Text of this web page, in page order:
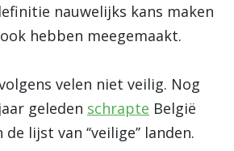
nauwelijks kans maken
hebben meegemaakt.
velen niet veilig. Nog
geleden schrapte België
lijst van ‘‘veilige’’ landen.